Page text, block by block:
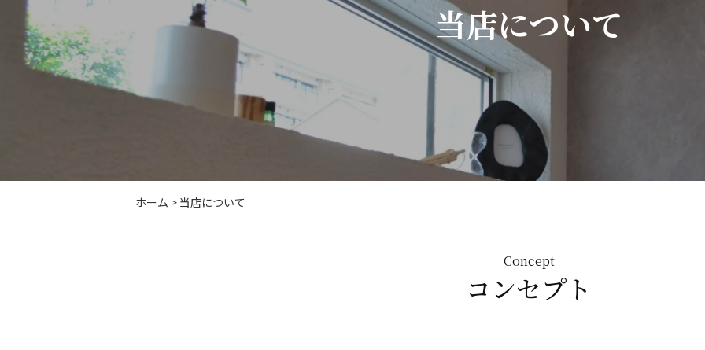
当店について
ホーム > 当店について
Concept
コンセプト